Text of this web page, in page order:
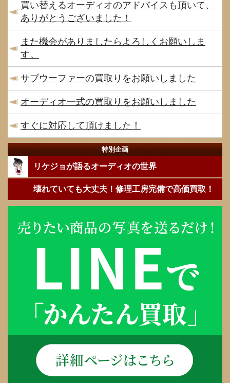
買い替えるオーディオのアドバイスも頂いて、
ありがとうございました！
また機会がありましたらよろしくお願いしま
す。
サブウーファーの買取りをお願いしました
オーディオ一式の買取りをお願いしました
すぐに対応して頂けました！
特別企画
リケジョが語るオーディオの世界
壊れていても大丈夫！修理工房完備で高価買取！